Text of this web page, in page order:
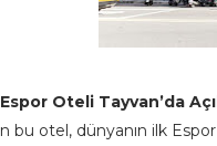
Oteli Tayvan’da
bu otel, dünyanın ilk